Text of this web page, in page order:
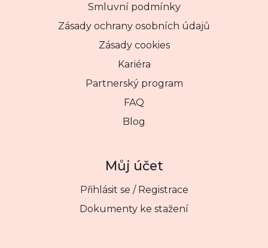
Smluvní podmínky
Zásady ochrany osobních údajů
Zásady cookies
Kariéra
Partnerský program
FAQ
Blog
Můj účet
Přihlásit se / Registrace
Dokumenty ke stažení